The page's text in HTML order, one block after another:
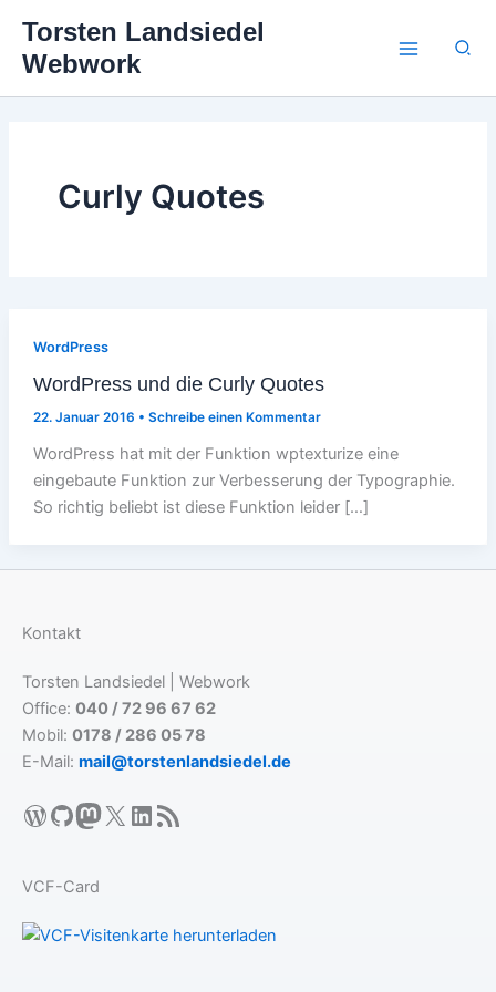
Inhalt
springen
Torsten Landsiedel
Webwork
Curly Quotes
WordPress
WordPress und die Curly Quotes
22. Januar 2016 • Schreibe einen Kommentar
WordPress hat mit der Funktion wptexturize eine
eingebaute Funktion zur Verbesserung der Typographie.
So richtig beliebt ist diese Funktion leider […]
Kontakt
Torsten Landsiedel | Webwork
Office: 040 / 72 96 67 62
Mobil: 0178 / 286 05 78
E-Mail: mail@torstenlandsiedel.de
WordPress
GitHub
Mastodon
X LinkedIn
RSS-Feed
VCF-Card